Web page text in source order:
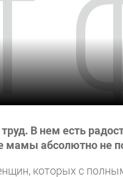
В нем есть
мамы абсолютно не
которых с